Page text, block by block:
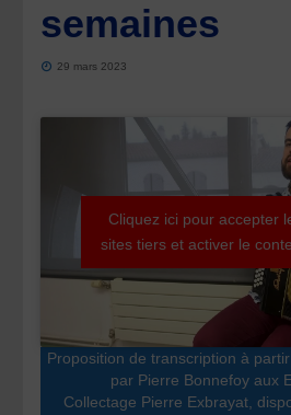
semaines
29 mars 2023
Cliquez ici pour accepter
sites tiers et activer le
Proposition de transcription à
par Pierre Bonnefoy aux
Collectage Pierre Exbrayat,